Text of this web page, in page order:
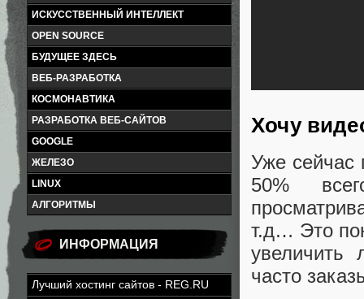
ИСКУССТВЕННЫЙ ИНТЕЛЛЕКТ
OPEN SOURCE
БУДУЩЕЕ ЗДЕСЬ
ВЕБ-РАЗРАБОТКА
КОСМОНАВТИКА
РАЗРАБОТКА ВЕБ-САЙТОВ
GOOGLE
ЖЕЛЕЗО
LINUX
АЛГОРИТМЫ
ИНФОРМАЦИЯ
Лучший хостинг сайтов - REG.RU
Хочу
Уже сейчас
50%
т.д… Это
увеличить
часто